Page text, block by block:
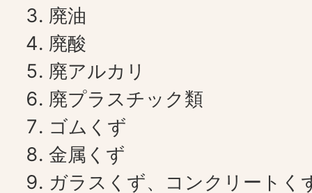
廃油
廃酸
廃アルカリ
廃プラスチック類
ゴムくず
金属くず
ガラスくず、コンクリートく